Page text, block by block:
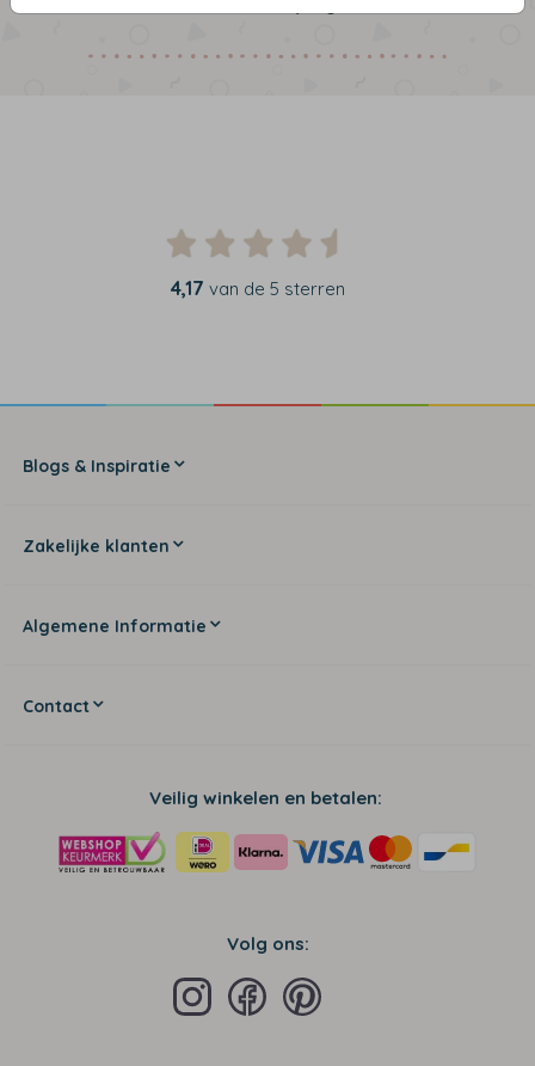
4,17 van de 5 sterren
Blogs & Inspiratie
Zakelijke klanten
Algemene Informatie
Contact
Veilig winkelen en betalen:
Volg ons: